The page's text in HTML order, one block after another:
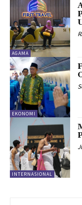
AGAMA
EKONOMI
INTERNASIONAL